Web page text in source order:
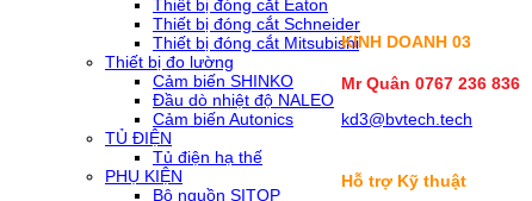
Thiết bị đóng cắt Eaton
Thiết bị đóng cắt Schneider
Thiết bị đóng cắt Mitsubishi
Thiết bị đo lường
Cảm biến SHINKO
Đầu dò nhiệt độ NALEO
Cảm biến Autonics
TỦ ĐIỆN
Tủ điện hạ thế
PHỤ KIỆN
Bộ nguồn SITOP
KINH DOANH 03
Mr Quân 0767 236 836
kd3@bvtech.tech
Hỗ trợ Kỹ thuật